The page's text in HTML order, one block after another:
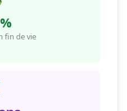
fin de vie